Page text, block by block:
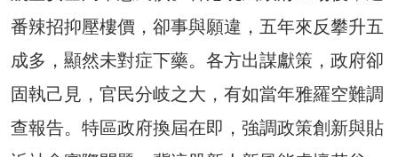
番辣招抑壓樓價，卻事與願違，五年來反攀升五
成多，顯然未對症下藥。各方出謀獻策，政府卻
固執己見，官民分岐之大，有如當年雅羅空難調
查報告。特區政府換屆在即，強調政策創新與貼